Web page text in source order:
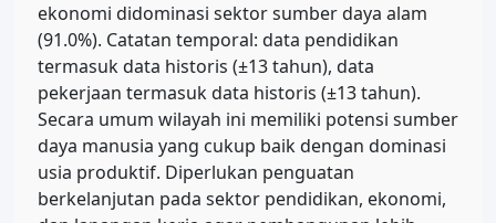
ekonomi didominasi sektor sumber daya alam
(91.0%). Catatan temporal: data pendidikan
termasuk data historis (±13 tahun), data
pekerjaan termasuk data historis (±13 tahun).
Secara umum wilayah ini memiliki potensi sumber
daya manusia yang cukup baik dengan dominasi
usia produktif. Diperlukan penguatan
berkelanjutan pada sektor pendidikan, ekonomi,